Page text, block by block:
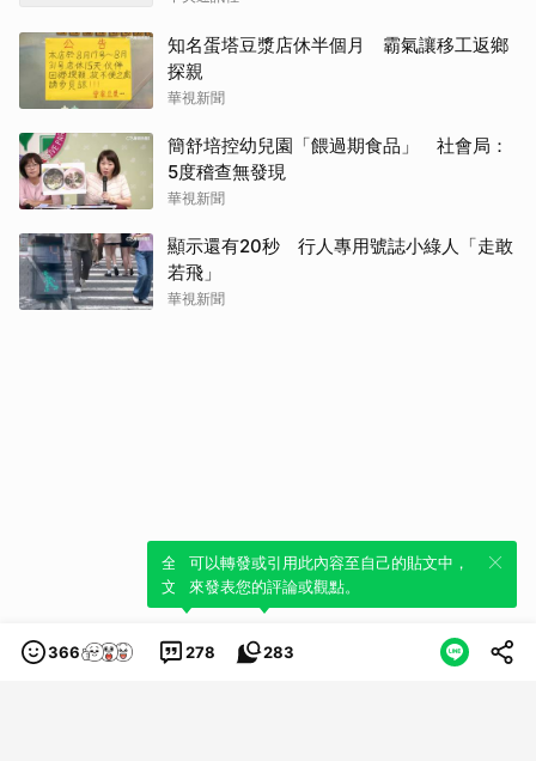
知名蛋塔豆漿店休半個月 霸氣讓移工返鄉
探親
華視新聞
簡舒培控幼兒園「餵過期食品」 社會局：
5度稽查無發現
華視新聞
顯示還有20秒 行人專用號誌小綠人「走敢
若飛」
華視新聞
366 278
全新體驗！一鍵引用此內容，透過發布貼
文來輕鬆表達個人立場。
283
可以轉發或引用此內容至自己的貼文中，
來發表您的評論或觀點。